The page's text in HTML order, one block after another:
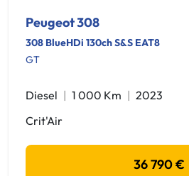
Peugeot 308
308 BlueHDi 130ch S&S EAT8
GT
Diesel 1 000 Km
2023
Crit'Air
36 790 €